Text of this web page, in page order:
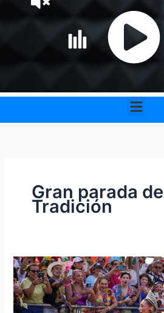
Menu
Gran parada de
Tradición
La
tradición
mandó
la